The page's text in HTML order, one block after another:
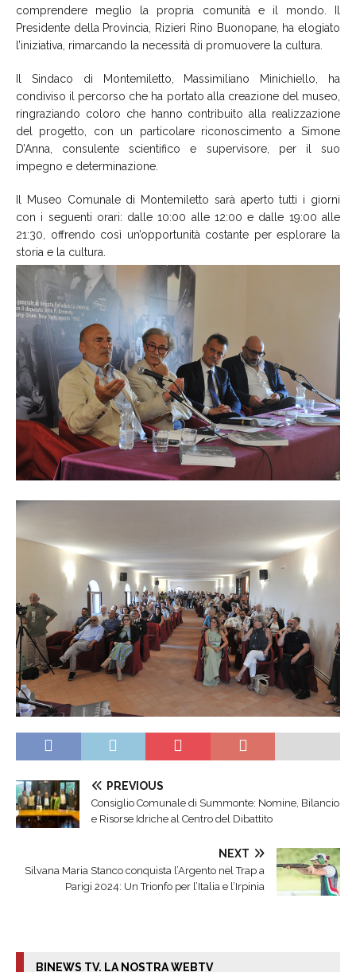
comprendere meglio la propria comunità e il mondo. Il
Presidente della Provincia, Rizieri Rino Buonopane, ha elogiato
l’iniziativa, rimarcando la necessità di promuovere la cultura.
Il Sindaco di Montemiletto, Massimiliano Minichiello, ha
condiviso il percorso che ha portato alla creazione del museo,
ringraziando coloro che hanno contribuito alla realizzazione
del progetto, con un particolare riconoscimento a Simone
D’Anna, consulente scientifico e supervisore, per il suo
impegno e determinazione.
Il Museo Comunale di Montemiletto sarà aperto tutti i giorni
con i seguenti orari: dalle 10:00 alle 12:00 e dalle 19:00 alle
21:30, offrendo così un’opportunità costante per esplorare la
storia e la cultura.
PREVIOUS
Consiglio Comunale di Summonte: Nomine, Bilancio
e Risorse Idriche al Centro del Dibattito
NEXT
Silvana Maria Stanco conquista l’Argento nel Trap a
Parigi 2024: Un Trionfo per l’Italia e l’Irpinia
BINEWS TV. LA NOSTRA WEBTV